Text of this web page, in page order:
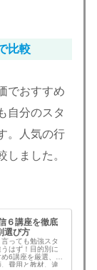
比較
でおすすめ
自分のスタ
。人気の行
ました。
６講座を徹底
選び方
っても勉強スタ
はず！目的別に
6講座を厳選、各
費用と教材、違